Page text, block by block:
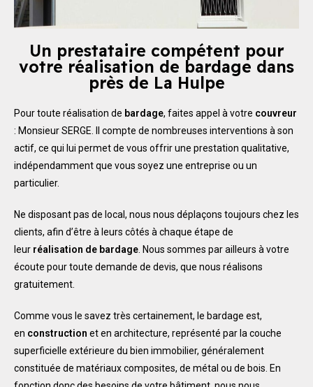
Un prestataire compétent pour
votre réalisation de bardage dans
près de La Hulpe
Pour toute réalisation de bardage, faites appel à votre couvreur
: Monsieur SERGE. Il compte de nombreuses interventions à son
actif, ce qui lui permet de vous offrir une prestation qualitative,
indépendamment que vous soyez une entreprise ou un
particulier.
Ne disposant pas de local, nous nous déplaçons toujours chez les
clients, afin d’être à leurs côtés à chaque étape de
leur réalisation de bardage. Nous sommes par ailleurs à votre
écoute pour toute demande de devis, que nous réalisons
gratuitement.
Comme vous le savez très certainement, le bardage est,
en construction et en architecture, représenté par la couche
superficielle extérieure du bien immobilier, généralement
constituée de matériaux composites, de métal ou de bois. En